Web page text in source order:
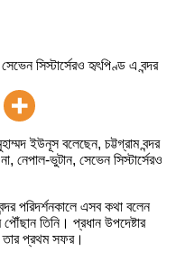
ইউনূস বলেছেন, চট্টগ্রাম বন্দর
নেপাল-ভুটান, সেভেন সিস্টার্সেরও
পরিদর্শনকালে এসব কথা বলেন
তিনি। প্রধান উপদেষ্টার
তার প্রথম সফর।